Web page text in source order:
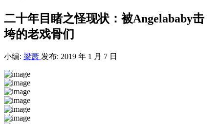
二十年目睹之怪现状：被Angelababy击
垮的老戏骨们
小编: 梁萧 发布: 2019 年 1 月 7 日